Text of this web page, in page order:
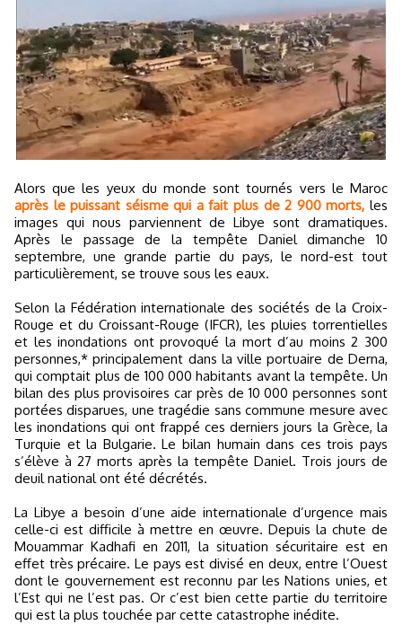
Alors que les yeux du monde sont tournés vers le Maroc
après le puissant séisme qui a fait plus de 2 900 morts, les
images qui nous parviennent de Libye sont dramatiques.
Après le passage de la tempête Daniel dimanche 10
septembre, une grande partie du pays, le nord-est tout
particulièrement, se trouve sous les eaux.
Selon la Fédération internationale des sociétés de la Croix-
Rouge et du Croissant-Rouge (IFCR), les pluies torrentielles
et les inondations ont provoqué la mort d’au moins 2 300
personnes,* principalement dans la ville portuaire de Derna,
qui comptait plus de 100 000 habitants avant la tempête. Un
bilan des plus provisoires car près de 10 000 personnes sont
portées disparues, une tragédie sans commune mesure avec
les inondations qui ont frappé ces derniers jours la Grèce, la
Turquie et la Bulgarie. Le bilan humain dans ces trois pays
s’élève à 27 morts après la tempête Daniel. Trois jours de
deuil national ont été décrétés.
La Libye a besoin d’une aide internationale d’urgence mais
celle-ci est difficile à mettre en œuvre. Depuis la chute de
Mouammar Kadhafi en 2011, la situation sécuritaire est en
effet très précaire. Le pays est divisé en deux, entre l’Ouest
dont le gouvernement est reconnu par les Nations unies, et
l’Est qui ne l’est pas. Or c’est bien cette partie du territoire
qui est la plus touchée par cette catastrophe inédite.